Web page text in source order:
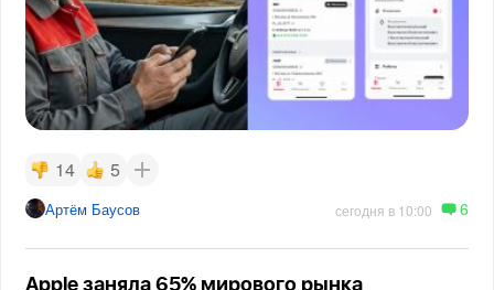
14 5
Артём Баусов сегодня в 10:00 6
Apple заняла 65% мирового рынка